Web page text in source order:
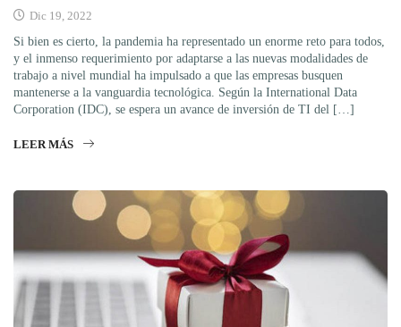
Dic 19, 2022
Si bien es cierto, la pandemia ha representado un enorme reto para todos,
y el inmenso requerimiento por adaptarse a las nuevas modalidades de
trabajo a nivel mundial ha impulsado a que las empresas busquen
mantenerse a la vanguardia tecnológica. Según la International Data
Corporation (IDC), se espera un avance de inversión de TI del […]
LEER MÁS